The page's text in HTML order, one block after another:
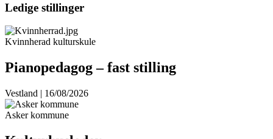
Ledige stillinger
Kvinnherad kulturskule
Pianopedagog – fast stilling
Vestland | 16/08/2026
Asker kommune